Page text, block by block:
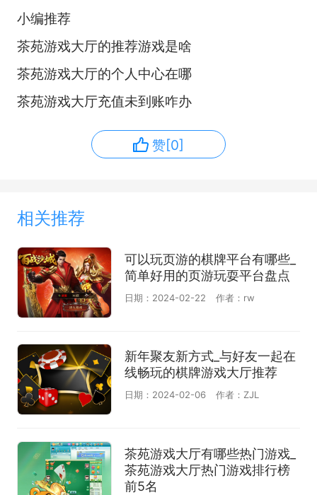
小编推荐
茶苑游戏大厅的推荐游戏是啥
茶苑游戏大厅的个人中心在哪
茶苑游戏大厅充值未到账咋办
赞[0]
相关推荐
可以玩页游的棋牌平台有哪些_
简单好用的页游玩耍平台盘点
日期：2024-02-22 作者：rw
新年聚友新方式_与好友一起在
线畅玩的棋牌游戏大厅推荐
日期：2024-02-06 作者：ZJL
茶苑游戏大厅有哪些热门游戏_
茶苑游戏大厅热门游戏排行榜
前5名